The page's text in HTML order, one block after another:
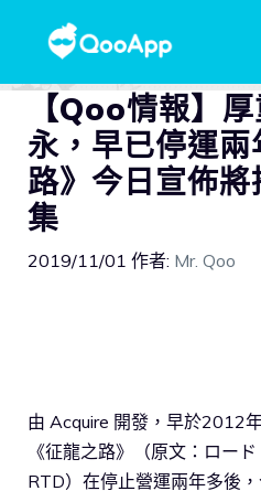
【Qoo情報】
永，早已停運
路》今日宣佈
集
2019/11/01 作者: Mr. Qoo
由 Acquire 開發，早於2012
《征龍之路》（原文：ロー
RTD）在停止營運兩年多後